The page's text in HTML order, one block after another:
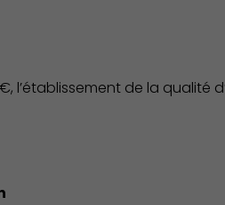
l’établissement de la qualité